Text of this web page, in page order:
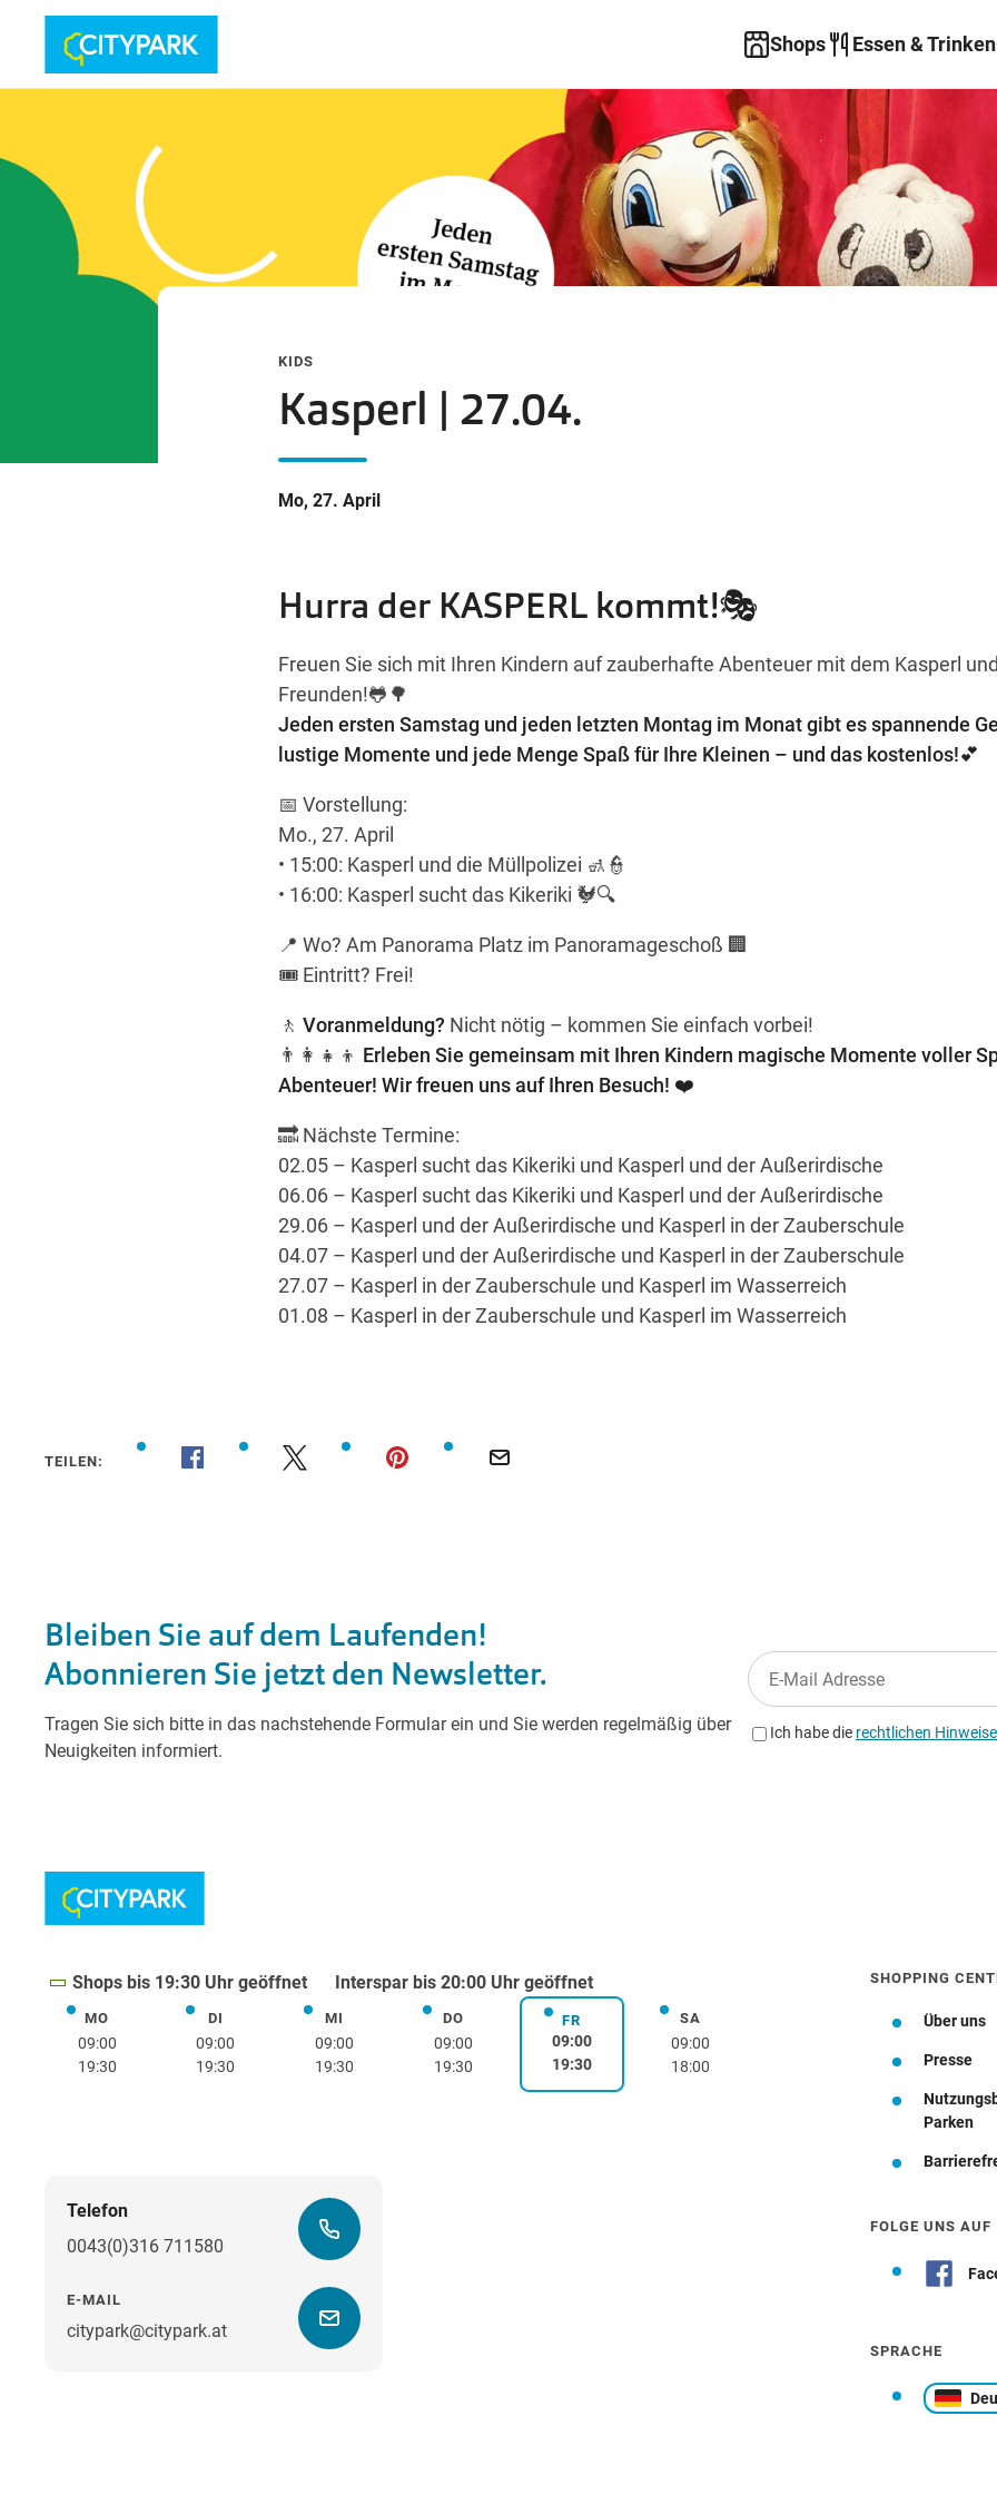
Shops Essen & Trinken
KIDS
Kasperl | 27.04.
Mo, 27. April
Hurra der KASPERL kommt!🎭
Freuen Sie sich mit Ihren Kindern auf zauberhafte Abenteuer mit dem Kasperl
Freunden!🐸🌳
Jeden ersten Samstag und jeden letzten Montag im Monat gibt es spannende
lustige Momente und jede Menge Spaß für Ihre Kleinen – und das kostenlos!💕
📅 Vorstellung:
Mo., 27. April
• 15:00: Kasperl und die Müllpolizei 🚮👮
• 16:00: Kasperl sucht das Kikeriki 🐓🔍
📍 Wo? Am Panorama Platz im Panoramageschoß 🏢
🎟️ Eintritt? Frei!
🚶 Voranmeldung? Nicht nötig – kommen Sie einfach vorbei!
👨‍👩‍👧‍👦 Erleben Sie gemeinsam mit Ihren Kindern magische Momente voller
Abenteuer! Wir freuen uns auf Ihren Besuch! ❤️
🔜 Nächste Termine:
02.05 – Kasperl sucht das Kikeriki und Kasperl und der Außerirdische
06.06 – Kasperl sucht das Kikeriki und Kasperl und der Außerirdische
29.06 – Kasperl und der Außerirdische und Kasperl in der Zauberschule
04.07 – Kasperl und der Außerirdische und Kasperl in der Zauberschule
27.07 – Kasperl in der Zauberschule und Kasperl im Wasserreich
01.08 – Kasperl in der Zauberschule und Kasperl im Wasserreich
TEILEN:
Shops bis 19:30 Uhr geöffnet Interspar bis 20:00 Uhr geöffnet
MOMontag
09:00
19:30
DIDienstag
09:00
19:30
MIMittwoch
09:00
19:30
DODonnerstag
09:00
19:30
FRFreitag
09:00
19:30
SASamstag
09:00
18:00
Telefon
0043(0)316 711580
E-MAIL
citypark@citypark.at
SHOPPING
Über uns
Presse
Parken
FOLGE UNS AUF
SPRACHE